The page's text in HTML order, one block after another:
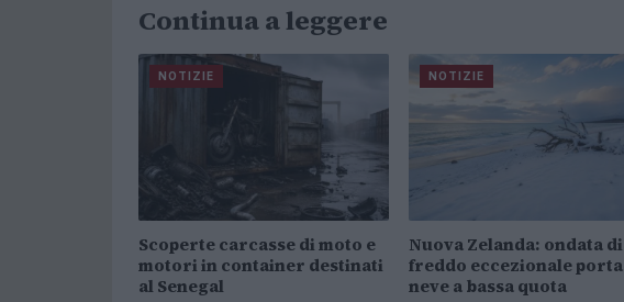
Continua a leggere
NOTIZIE
Scoperte carcasse di moto e
motori in container destinati
al Senegal
NOTIZIE
Nuova Zelanda: ondata di
freddo eccezionale porta
neve a bassa quota